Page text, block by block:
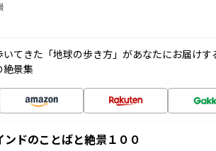
てきた「地球の歩き方」があなたにお届け
絶景集
ドのことばと絶景１００